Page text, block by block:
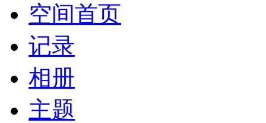
空间首页
记录
相册
主题